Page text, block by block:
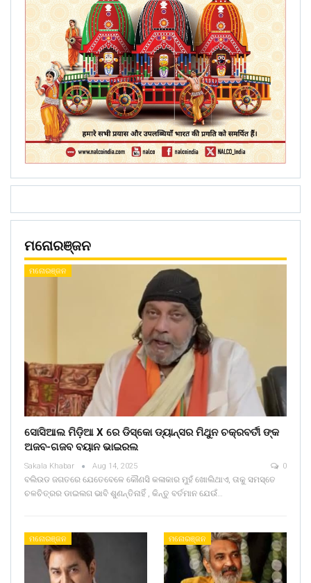
ମନୋରଞ୍ଜନ
ମନୋରଞ୍ଜନ
ସୋସିଆଲ ମିଡ଼ିଆ X ରେ ଡିସ୍କୋ ଡ୍ୟାନ୍ସର ମିଥୁନ ଚକ୍ରବର୍ତୀ ଙ୍କ
ଅଜବ-ଗଜବ ବୟାନ ଭାଇରଲ
Sakala Khabar Aug 14, 2025 0
ବଲିଉଡ ଜଗତରେ ଯେତେବେଳେ କୌଣସି କଳାକାର ମୁହଁ ଖୋଲିଥାଏ, ତାକୁ ସମସ୍ତେ
ଚଳଚିତ୍ରର ଡାଇଲଗ ଭାବି ଶୁଣନ୍ତିନାହିଁ , କିନ୍ତୁ ବର୍ତମାନ ଯେଉଁ…
ମନୋରଞ୍ଜନ ମନୋରଞ୍ଜନ